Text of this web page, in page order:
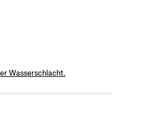
Wasserschlacht.